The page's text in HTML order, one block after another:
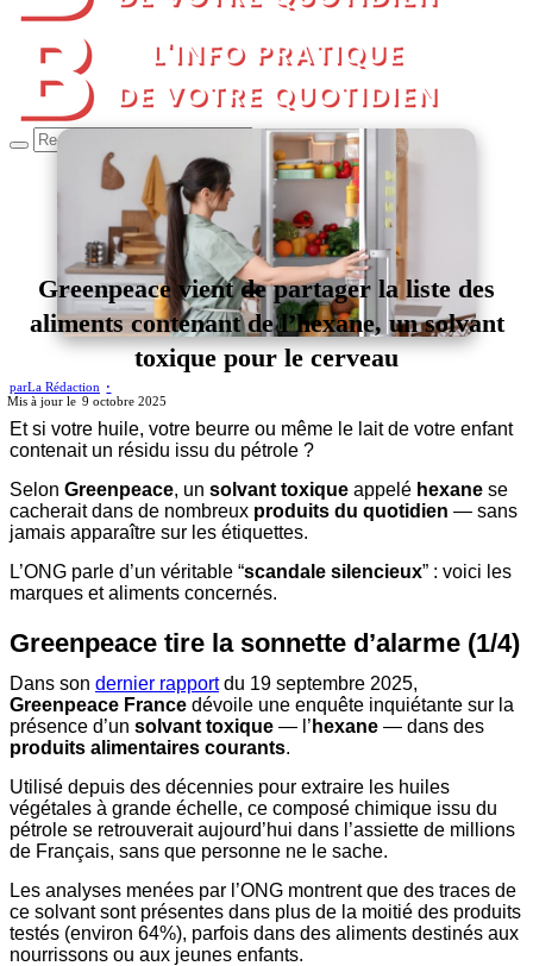
Greenpeace vient de partager la liste des
aliments contenant de l’hexane, un solvant
toxique pour le cerveau
parLa Rédaction
9 octobre 2025
Et si votre huile, votre beurre ou même le lait de votre enfant
contenait un résidu issu du pétrole ?
Selon Greenpeace, un solvant toxique appelé hexane se
cacherait dans de nombreux produits du quotidien — sans
jamais apparaître sur les étiquettes.
L’ONG parle d’un véritable “scandale silencieux” : voici les
marques et aliments concernés.
Greenpeace tire la sonnette d’alarme (1/4)
Dans son dernier rapportdu 19 septembre 2025,
Greenpeace France dévoile une enquête inquiétante sur la
présence d’un solvant toxique — l’ hexane — dans des
produits alimentaires courants.
Utilisé depuis des décennies pour extraire les huiles
végétales à grande échelle, ce composé chimique issu du
pétrole se retrouverait aujourd’hui dans l’assiette de millions
de Français, sans que personne ne le sache.
Les analyses menées par l’ONG montrent que des traces de
ce solvant sont présentes dans plus de la moitié des produits
testés (environ 64%), parfois dans des aliments destinés aux
nourrissons ou aux jeunes enfants.